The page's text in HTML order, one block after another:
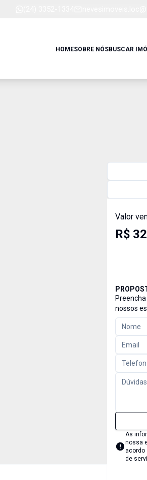
HOMESOBRE NÓSBUSCAR
Valor
R$
nossos
As
nossa
acordo
de